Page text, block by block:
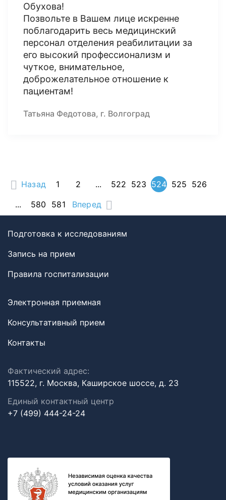
Обухова!
Позвольте в Вашем лице искренне
поблагодарить весь медицинский
персонал отделения реабилитации за
его высокий профессионализм и
чуткое, внимательное,
доброжелательное отношение к
пациентам!
Татьяна Федотова, г. Волгоград
Назад 1 2 ... 522 523 524 525 526
...
580 581 Вперед
Подготовка к исследованиям
Запись на прием
Правила госпитализации
Электронная приемная
Консультативный прием
Контакты
Фактический адрес:
115522, г. Москва, Каширское шоссе, д. 23
Единый контактный центр
+7 (499) 444-24-24